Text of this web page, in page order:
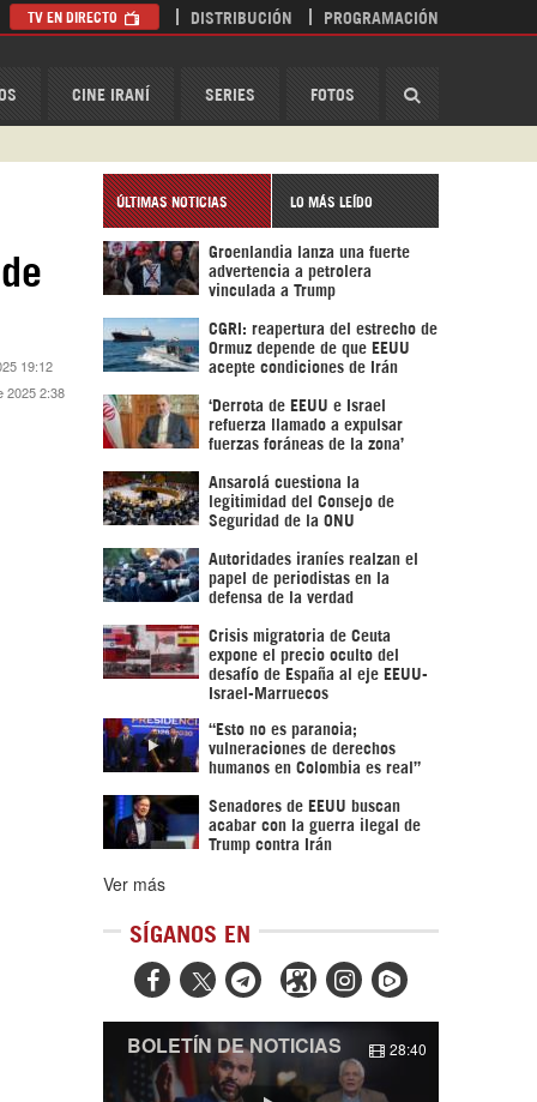
CINE IRANÍ SERIES FOTOS
TV EN DIRECTO DISTRIBUCIÓN PROGRAMACIÓN
19:12
2025 2:38
ÚLTIMAS NOTICIAS LO MÁS LEÍDO
Groenlandia lanza una fuerte
advertencia a petrolera
vinculada a Trump
CGRI: reapertura del estrecho de
Ormuz depende de que EEUU
acepte condiciones de Irán
‘Derrota de EEUU e Israel
refuerza llamado a expulsar
fuerzas foráneas de la zona’
Ansarolá cuestiona la
legitimidad del Consejo de
Seguridad de la ONU
Autoridades iraníes realzan el
papel de periodistas en la
defensa de la verdad
Crisis migratoria de Ceuta
expone el precio oculto del
desafío de España al eje EEUU-
Israel-Marruecos
“Esto no es paranoia;
vulneraciones de derechos
humanos en Colombia es real”
Senadores de EEUU buscan
acabar con la guerra ilegal de
Trump contra Irán
Ver más
SÍGANOS EN
  
BOLETÍN DE NOTICIAS 28:40